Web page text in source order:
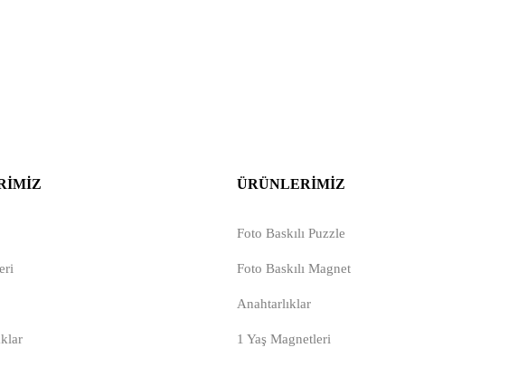
ÜRÜNLERIMIZ
Foto Baskılı Puzzle
Foto Baskılı Magnet
Anahtarlıklar
1 Yaş Magnetleri